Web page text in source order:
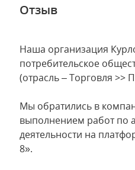
Отзыв
Наша организация
потребительское
(отрасль – Торговля >>
Мы обратились в
выполнением работ по
деятельности на
8».